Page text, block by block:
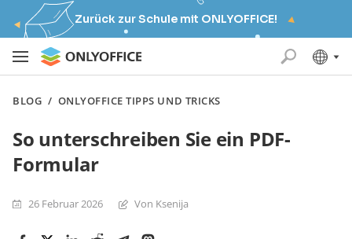
Zurück zur Schule mit ONLYOFFICE!
BLOG / ONLYOFFICE TIPPS UND TRICKS
So unterschreiben Sie ein PDF-
Formular
26 Februar 2026 Von Ksenija